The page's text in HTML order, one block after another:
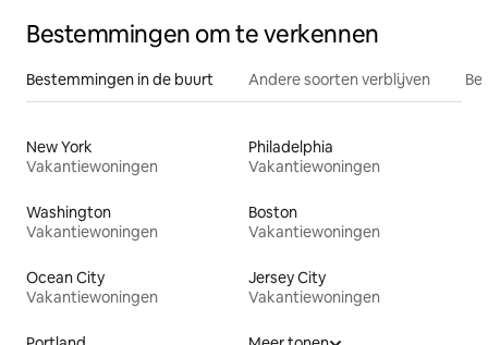
Bestemmingen om te verkennen
Bestemmingen in de buurt Andere soorten verblijven
New York
Vakantiewoningen
Philadelphia
Vakantiewoningen
Washington
Vakantiewoningen
Boston
Vakantiewoningen
Ocean City
Vakantiewoningen
Jersey City
Vakantiewoningen